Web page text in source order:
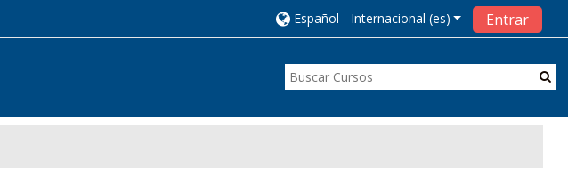
Español - Internacional ‎(es)‎ Entrar